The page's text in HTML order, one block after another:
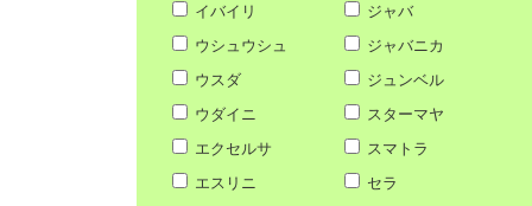
イバイリ
ジャバ
ウシュウシュ
ジャバニカ
ウスダ
ジュンベル
ウダイニ
スターマヤ
エクセルサ
スマトラ
エスリニ
セラ